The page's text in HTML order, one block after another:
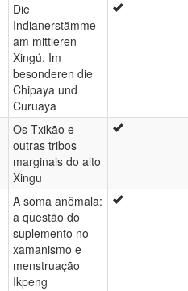
Die
Indianerstämme
am mittleren
Xingú. Im
besonderen die
Chipaya und
Curuaya
Os Txikão e
outras tribos
marginais do alto
Xingu
A soma anômala:
a questão do
suplemento no
xamanismo e
menstruação
Ikpeng